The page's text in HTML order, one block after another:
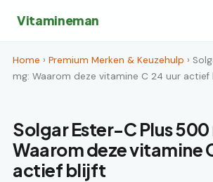
Vitamineman
Home › Premium Merken & Keuzehulp ›
mg: Waarom deze vitamine C 24 uur actief
Solgar Ester-C Plus
Waarom deze vitamine
actief blijft